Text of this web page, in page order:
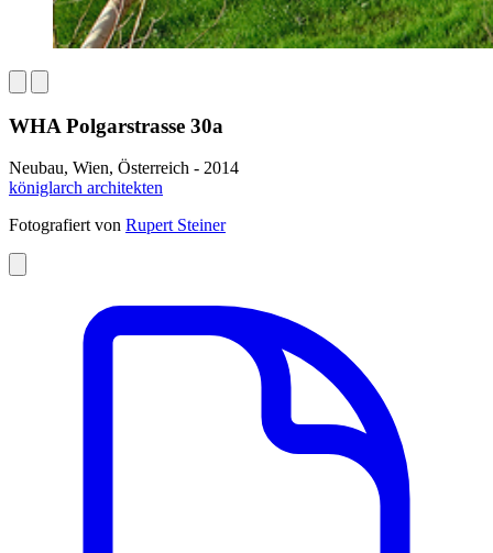
WHA Polgarstrasse 30a
Neubau, Wien, Österreich - 2014
königlarch architekten
Fotografiert von Rupert Steiner